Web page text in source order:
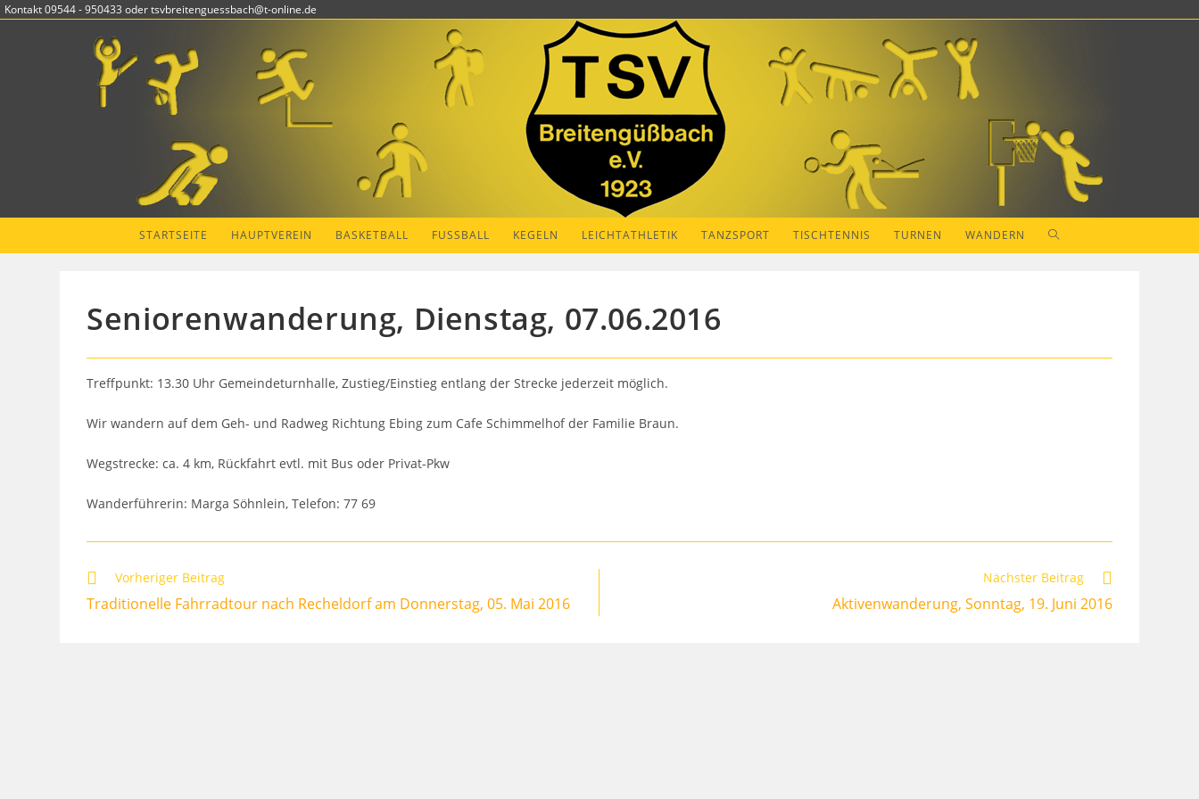
Zum
Kontakt 09544 - 950433 oder tsvbreitenguessbach@t-online.de
STARTSEITE HAUPTVEREIN BASKETBALL FUSSBALL KEGELN LEICHTATHLETIK TANZSPORT TISCHTENNIS TURNEN WANDERN WEBSITE-
Seniorenwanderung, Dienstag, 07.06.2016
Treffpunkt: 13.30 Uhr Gemeindeturnhalle, Zustieg/Einstieg entlang der Strecke jederzeit möglich.
Wir wandern auf dem Geh- und Radweg Richtung Ebing zum Cafe Schimmelhof der Familie Braun.
Wegstrecke: ca. 4 km, Rückfahrt evtl. mit Bus oder Privat-Pkw
Wanderführerin: Marga Söhnlein, Telefon: 77 69
Weitere
Artikel
ansehen
Vorheriger Beitrag
Traditionelle Fahrradtour nach Recheldorf am Donnerstag, 05. Mai 2016
Nächster Beitrag
Aktivenwanderung, Sonntag, 19. Juni 2016